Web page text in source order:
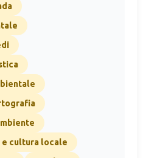
cultura locale